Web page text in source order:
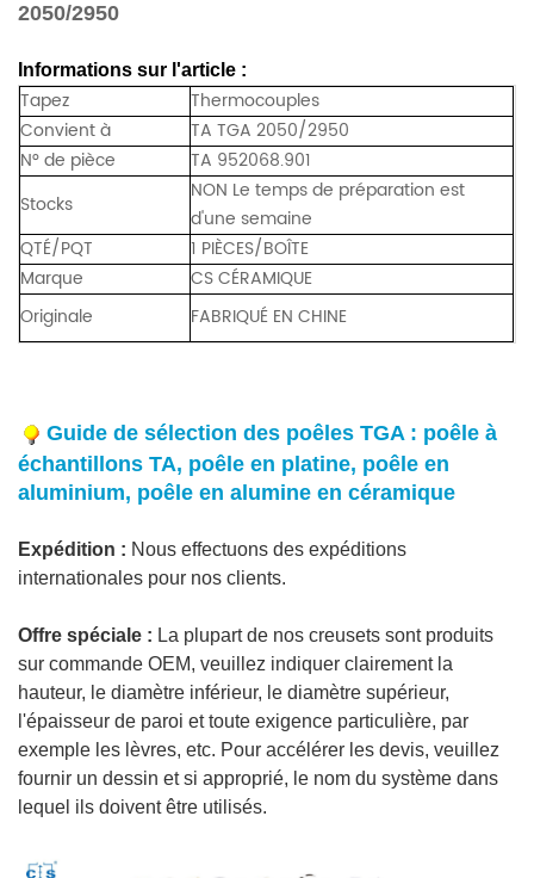
2050/2950
Informations sur l'article :
Tapez
Thermocouples
Convient à
TA TGA 2050/2950
N° de pièce
TA 952068.901
Stocks
NON Le temps de préparation est
d'une semaine
QTÉ/PQT
1 PIÈCES/BOÎTE
Marque
CS CÉRAMIQUE
Originale
FABRIQUÉ EN CHINE
Guide de sélection des poêles TGA : poêle à
échantillons TA, poêle en platine, poêle en
aluminium, poêle en alumine en céramique
Expédition : Nous effectuons des expéditions
internationales pour nos clients.
Offre spéciale : La plupart de nos creusets sont produits
sur commande OEM, veuillez indiquer clairement la
hauteur, le diamètre inférieur, le diamètre supérieur,
l'épaisseur de paroi et toute exigence particulière, par
exemple les lèvres, etc. Pour accélérer les devis, veuillez
fournir un dessin et si approprié, le nom du système dans
lequel ils doivent être utilisés.